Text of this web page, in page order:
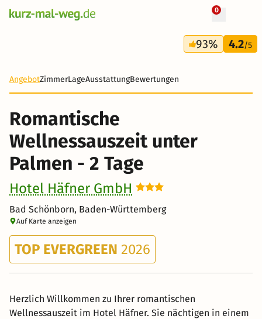
0
2 Tage
59 €
93% 4.2/5
AngebotZimmerLageAusstattungBewertungen
Romantische
Wellnessauszeit unter
Palmen - 2 Tage
Hotel Häfner GmbH
Bad Schönborn, Baden-Württemberg
Auf Karte anzeigen
TOP EVERGREEN 2026
Herzlich Willkommen zu Ihrer romantischen
Wellnessauszeit im Hotel Häfner. Sie nächtigen in einem